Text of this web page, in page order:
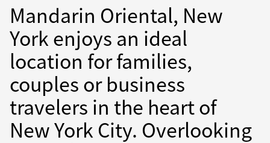
Mandarin Oriental, New
York enjoys an ideal
location for families,
couples or business
travelers in the heart of
New York City. Overlooking